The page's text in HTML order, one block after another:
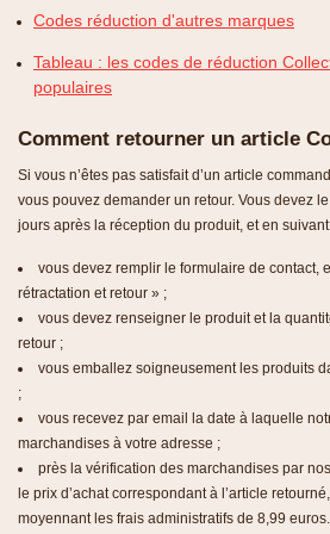
Codes réduction d'autres marques
Tableau : les codes de réduction
populaires
Comment retourner un article
Si vous n’êtes pas satisfait d’un article
vous pouvez demander un retour. Vous devez
jours après la réception du produit, et en
vous devez remplir le formulaire de contact,
rétractation et retour » ;
vous devez renseigner le produit et la
retour ;
vous emballez soigneusement les produits
;
vous recevez par email la date à laquelle
marchandises à votre adresse ;
près la vérification des marchandises par
le prix d’achat correspondant à l’article retourné,
moyennant les frais administratifs de 8,99